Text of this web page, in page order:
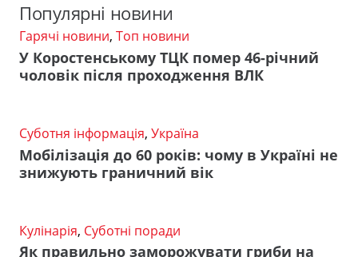
Популярні новини
Гарячі новини, Топ новини
У Коростенському ТЦК помер 46-річний
чоловік після проходження ВЛК
Суботня інформація, Україна
Мобілізація до 60 років: чому в Україні не
знижують граничний вік
Кулінарія, Суботні поради
Як правильно заморожувати гриби на